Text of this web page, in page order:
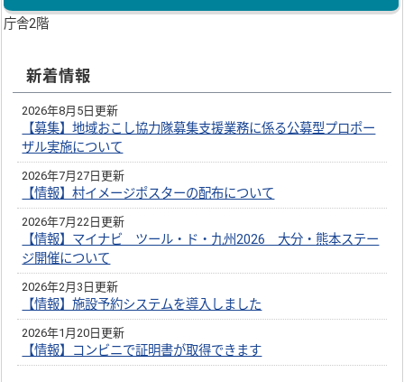
庁舎2階
新着情報
2026年8月5日更新
【募集】地域おこし協力隊募集支援業務に係る公募型プロポー
ザル実施について
2026年7月27日更新
【情報】村イメージポスターの配布について
2026年7月22日更新
【情報】マイナビ ツール・ド・九州2026 大分・熊本ステー
ジ開催について
2026年2月3日更新
【情報】施設予約システムを導入しました
2026年1月20日更新
【情報】コンビニで証明書が取得できます